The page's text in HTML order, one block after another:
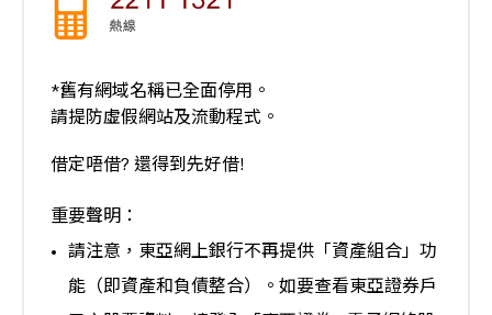
*舊有網域名稱已全面停用。
請提防虛假網站及流動程式。
借定唔借? 還得到先好借!
重要聲明：
請注意，東亞網上銀行不再提供「資產組合」功
能（即資產和負債整合）。如要查看東亞證券戶